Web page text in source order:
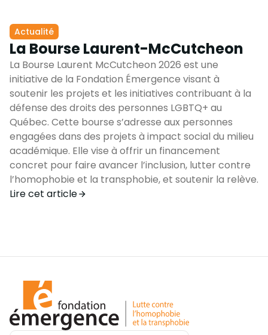
Actualité
La Bourse Laurent-McCutcheon
La Bourse Laurent McCutcheon 2026 est une
initiative de la Fondation Émergence visant à
soutenir les projets et les initiatives contribuant à la
défense des droits des personnes LGBTQ+ au
Québec. Cette bourse s’adresse aux personnes
engagées dans des projets à impact social du milieu
académique. Elle vise à offrir un financement
concret pour faire avancer l’inclusion, lutter contre
l’homophobie et la transphobie, et soutenir la relève.
Lire cet article